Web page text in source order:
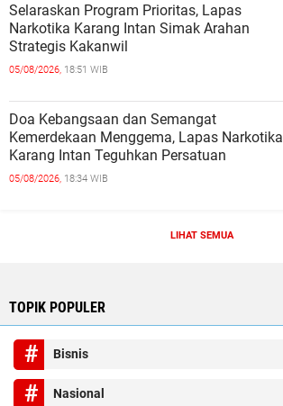
Selaraskan Program Prioritas, Lapas
Narkotika Karang Intan Simak Arahan
Strategis Kakanwil
05/08/2026, 18:51 WIB
Doa Kebangsaan dan Semangat
Kemerdekaan Menggema, Lapas Narkotika
Karang Intan Teguhkan Persatuan
05/08/2026, 18:34 WIB
LIHAT SEMUA
TOPIK POPULER
Bisnis
Nasional